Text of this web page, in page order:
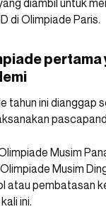
di Olimpiade Paris.
pertama
tahun ini dianggap
Musim
Musim
atau pembatasan
ini.